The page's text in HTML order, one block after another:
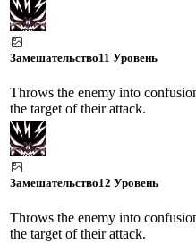
Замешательство11 Уровень
Throws the enemy into
the target of their attack.
Замешательство12 Уровень
Throws the enemy into
the target of their attack.